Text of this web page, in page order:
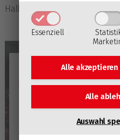
Essenziell
Alle
Alle
Auswahl
Halbfinale, Rock’n’roll!
Mit dem Laden des
Fenster)